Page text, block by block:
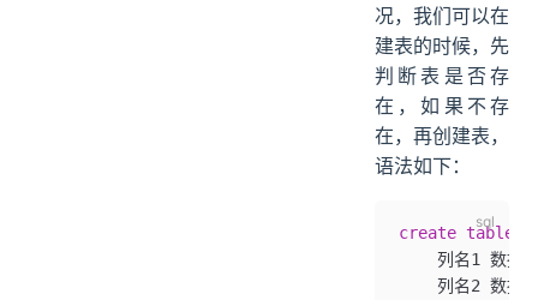
况，我们可以在
建表的时候，先
判断表是否存
在，如果不存
在，再创建表，
语法如下：
create table
列名1 数据
列名2 数据